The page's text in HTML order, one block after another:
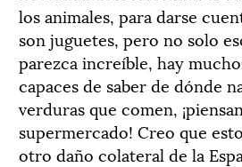
los animales, para darse
son juguetes, pero no solo
parezca increíble, hay
capaces de saber de dónde
verduras que comen,
supermercado! Creo que
otro daño colateral de la